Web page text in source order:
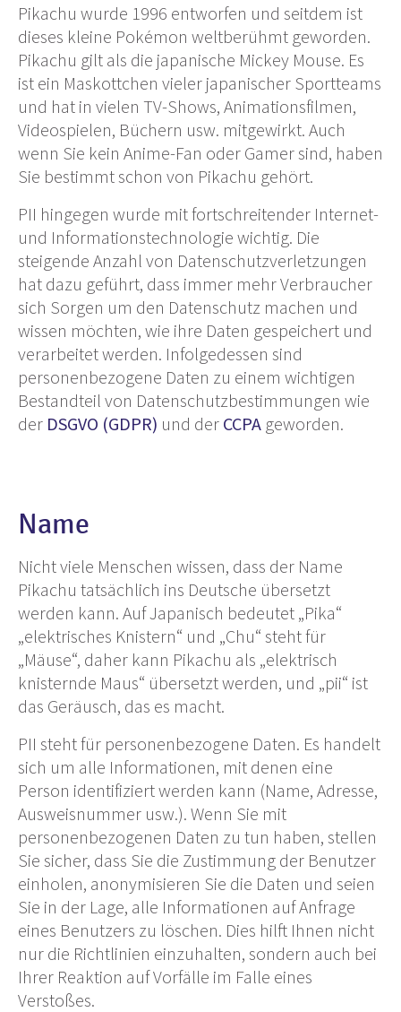
Pikachu wurde 1996 entworfen und seitdem ist
dieses kleine Pokémon weltberühmt geworden.
Pikachu gilt als die japanische Mickey Mouse. Es
ist ein Maskottchen vieler japanischer Sportteams
und hat in vielen TV-Shows, Animationsfilmen,
Videospielen, Büchern usw. mitgewirkt. Auch
wenn Sie kein Anime-Fan oder Gamer sind, haben
Sie bestimmt schon von Pikachu gehört.
PII hingegen wurde mit fortschreitender Internet-
und Informationstechnologie wichtig. Die
steigende Anzahl von Datenschutzverletzungen
hat dazu geführt, dass immer mehr Verbraucher
sich Sorgen um den Datenschutz machen und
wissen möchten, wie ihre Daten gespeichert und
verarbeitet werden. Infolgedessen sind
personenbezogene Daten zu einem wichtigen
Bestandteil von Datenschutzbestimmungen wie
der DSGVO (GDPR) und der CCPA geworden.
Name
Nicht viele Menschen wissen, dass der Name
Pikachu tatsächlich ins Deutsche übersetzt
werden kann. Auf Japanisch bedeutet „Pika“
„elektrisches Knistern“ und „Chu“ steht für
„Mäuse“, daher kann Pikachu als „elektrisch
knisternde Maus“ übersetzt werden, und „pii“ ist
das Geräusch, das es macht.
PII steht für personenbezogene Daten. Es handelt
sich um alle Informationen, mit denen eine
Person identifiziert werden kann (Name, Adresse,
Ausweisnummer usw.). Wenn Sie mit
personenbezogenen Daten zu tun haben, stellen
Sie sicher, dass Sie die Zustimmung der Benutzer
einholen, anonymisieren Sie die Daten und seien
Sie in der Lage, alle Informationen auf Anfrage
eines Benutzers zu löschen. Dies hilft Ihnen nicht
nur die Richtlinien einzuhalten, sondern auch bei
Ihrer Reaktion auf Vorfälle im Falle eines
Verstoßes.